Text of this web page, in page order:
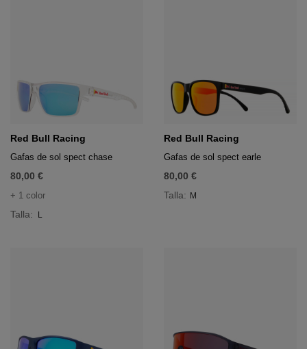
Red Bull Racing
Gafas de sol spect chase
80,00 €
+ 1 color
Talla: L
Red Bull Racing
Gafas de sol spect earle
80,00 €
Talla: M